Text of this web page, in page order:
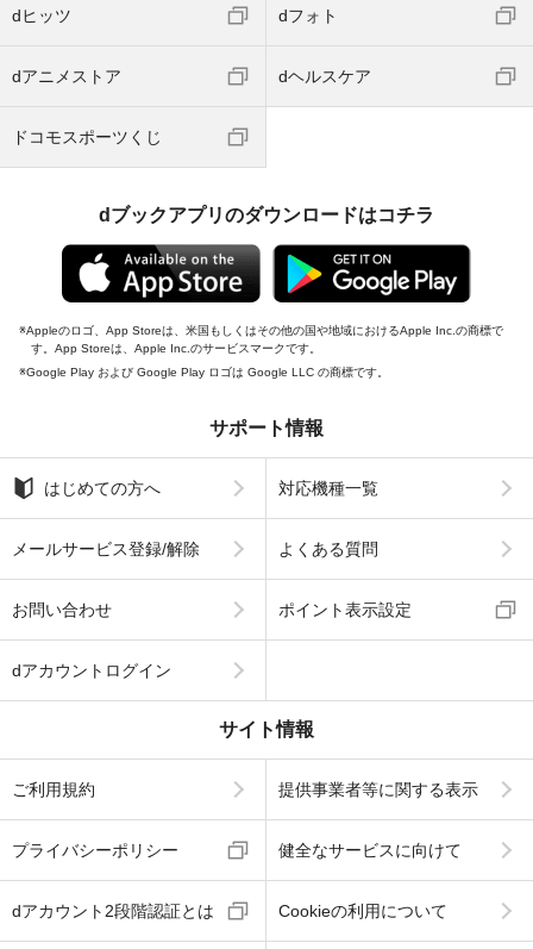
dヒッツ dフォト
dアニメストア dヘルスケア
ドコモスポーツくじ
dブックアプリのダウンロードはコチラ
Appleのロゴ、App Storeは、米国もしくはその他の国や地域におけるApple Inc.の商標で
す。App Storeは、Apple Inc.のサービスマークです。
Google Play および Google Play ロゴは Google LLC の商標です。
サポート情報
はじめての方へ 対応機種一覧
メールサービス登録/解除 よくある質問
お問い合わせ ポイント表示設定
dアカウントログイン
サイト情報
ご利用規約 提供事業者等に関する表示
プライバシーポリシー 健全なサービスに向けて
dアカウント2段階認証とは Cookieの利用について